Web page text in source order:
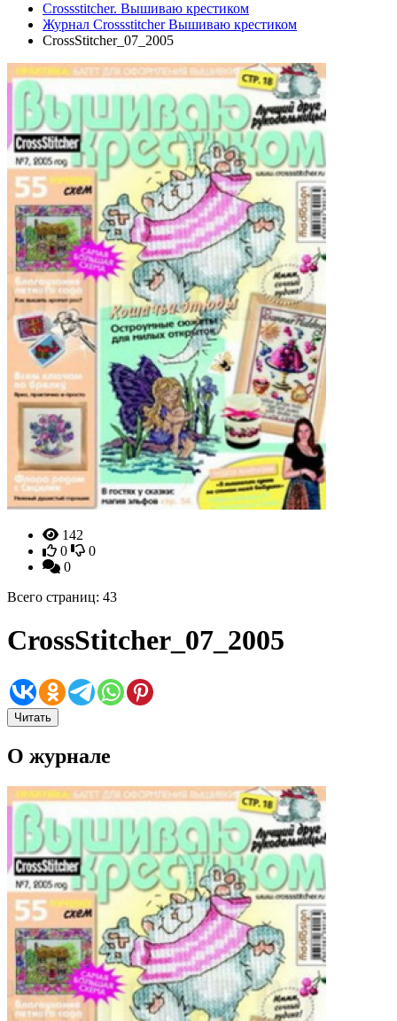
Crossstitcher. Вышиваю крестиком
Журнал Crossstitcher Вышиваю крестиком
CrossStitcher_07_2005
142
0
0
0
Всего страниц: 43
CrossStitcher_07_2005
Читать
О журнале